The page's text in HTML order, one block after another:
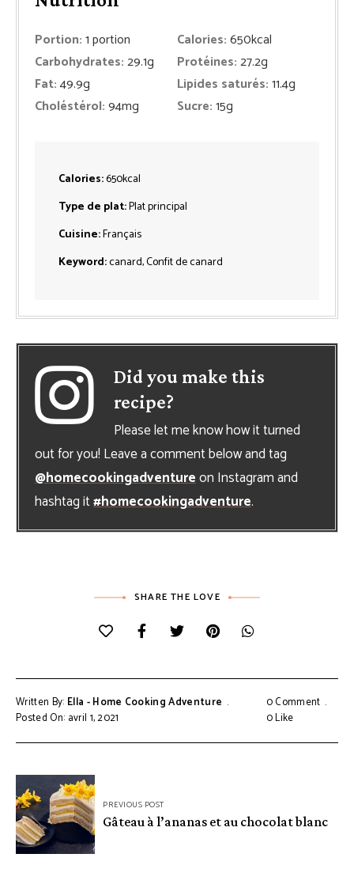
Portion:1portion Calories:650kcal
Carbohydrates:29.1g Protéines:27.2g
Fat:49.9g Lipides saturés:11.4g
Choléstérol:94mg Sucre:15g
Calories:650kcal
Type de plat:Plat principal
Cuisine:Français
Keyword:canard, Confit de canard
Did you make this
recipe?
Please let me know how it turned
out for you! Leave a comment below and tag
@homecookingadventureon Instagram and
hashtag it#homecookingadventure.
SHARE THE LOVE
Written By: Ella - Home Cooking Adventure
Posted On: avril 1, 2021
0 Comment
0Like
Navigation
de
l’article
PREVIOUS POST
Gâteau à l’ananas et au chocolat blanc